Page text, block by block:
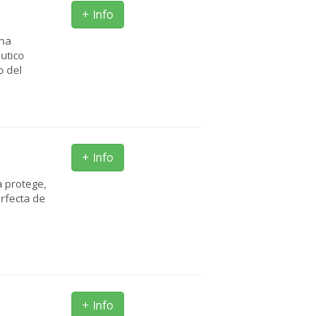
del
+ Info
de
+ Info
+ Info